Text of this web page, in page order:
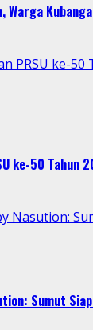
Warga
PRSU ke-50
ke-50 Tahun
Nasution:
Sumut